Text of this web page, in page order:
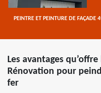
PEINTRE ET PEINTURE DE FAÇADE
Les avantages
Rénovation pour
fer